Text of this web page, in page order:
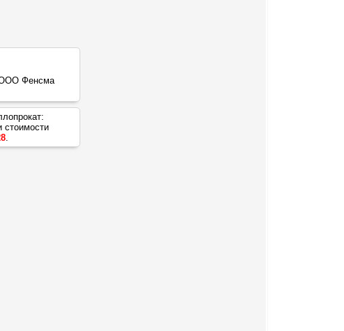
стоимости
.